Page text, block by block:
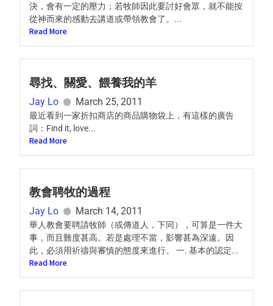
決，會有一定的壓力；若牧師因此要討好會眾，就不能按
從神而來的感動去講道或帶領教會了。...
Read More
尋找、關愛、餵養我的羊
Jay Lo March 25, 2011
最近看到一家折扣商店的商品購物袋上，有這樣的廣告
詞：Find it, love...
Read More
教會聘牧的過程
Jay Lo March 14, 2011
華人教會要聘請牧師（或傳道人，下同），可算是一件大
事，而且難度甚高。若是處理不當，影響甚為深遠。因
此，必須用祈禱與審慎的態度來進行。 一. 基本的認定...
Read More